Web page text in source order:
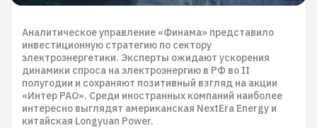
Аналитическое управление «Финама» представило
инвестиционную стратегию по сектору
электроэнергетики. Эксперты ожидают ускорения
динамики спроса на электроэнергию в РФ во II
полугодии и сохраняют позитивный взгляд на акции
«Интер РАО». Среди иностранных компаний наиболее
интересно выглядят американская NextEra Energy и
китайская Longyuan Power.